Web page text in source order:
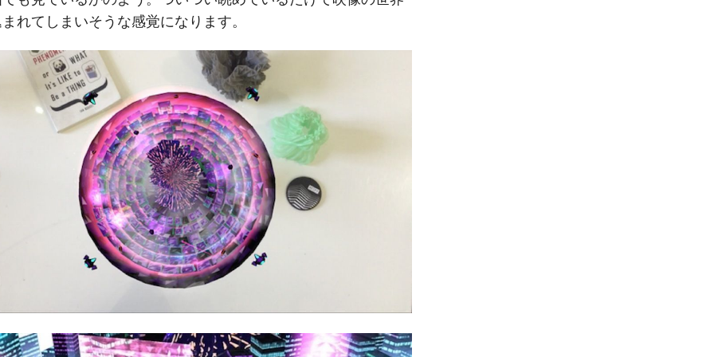
れてしまいそうな感覚になります。